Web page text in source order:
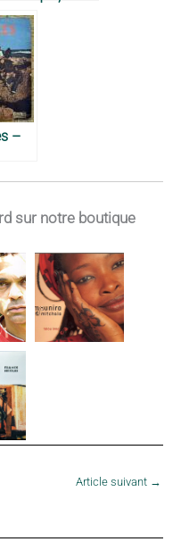
–
sur notre boutique
Article suivant →